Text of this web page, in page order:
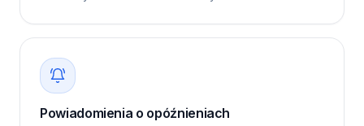
Powiadomienia o opóźnieniach